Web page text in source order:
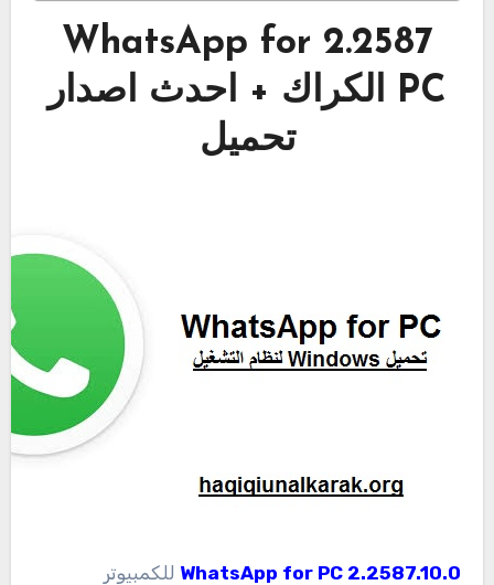
2.2587 WhatsApp for
PC الكراك + احدث اصدار
تحميل
2.2587.10.0 WhatsApp for PC
للكمبيوتر